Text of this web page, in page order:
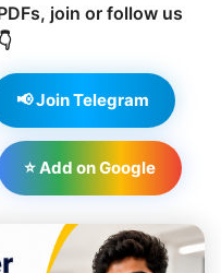
join or follow us
📢 Join Telegram
⭐ Add on Google